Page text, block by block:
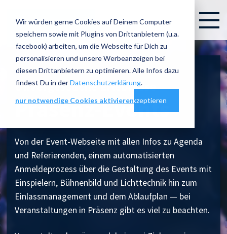
Wir würden gerne Cookies auf Deinem Computer
speichern sowie mit Plugins von Drittanbietern (u.a.
facebook) arbeiten, um die Webseite für Dich zu
personalisieren und unsere Werbeanzeigen bei
diesen Drittanbietern zu optimieren. Alle Infos dazu
findest Du in derDatenschutzerklärung.
Cookie-Einstellungen alles akzeptieren
nur notwendige Cookies aktivieren
Unvergessliche Erlebnisse
Präsenz-Events
Von der Event-Webseite mit allen Infos zu Agenda
und Referierenden, einem automatisierten
Anmeldeprozess über die Gestaltung des Events mit
Einspielern, Bühnenbild und Lichttechnik hin zum
Einlassmanagement und dem Ablaufplan — bei
Veranstaltungen in Präsenz gibt es viel zu beachten.